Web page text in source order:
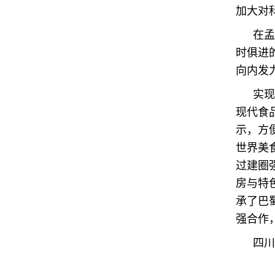
加大对
在
时俱进
向内发
实
现代食
示，方
世界美
过建圈
房与特
承了巴
强合作
四